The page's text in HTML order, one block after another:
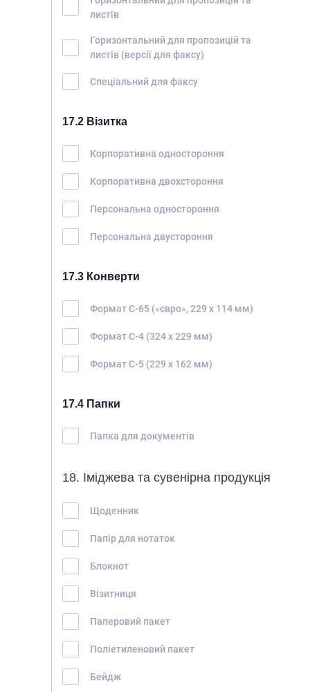
листів
Горизонтальний для пропозицій та
листів (версії для факсу)
Спеціальний для факсу
17.2 Візитка
Корпоративна одностороння
Корпоративна двохстороння
Персональна одностороння
Персональна двустороння
17.3 Конверти
Формат С-65 («євро», 229 х 114 мм)
Формат С-4 (324 х 229 мм)
Формат С-5 (229 х 162 мм)
17.4 Папки
Папка для документів
18. Іміджева та сувенірна продукція
Щоденник
Папір для нотаток
Блокнот
Візитниця
Паперовий пакет
Поліетиленовий пакет
Бейдж